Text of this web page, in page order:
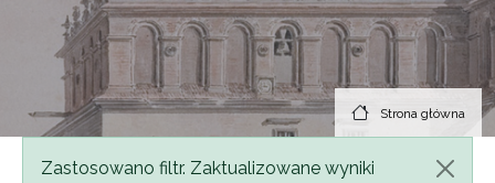
Strona główna
Komunikat
Zastosowano filtr. Zaktualizowane wyniki